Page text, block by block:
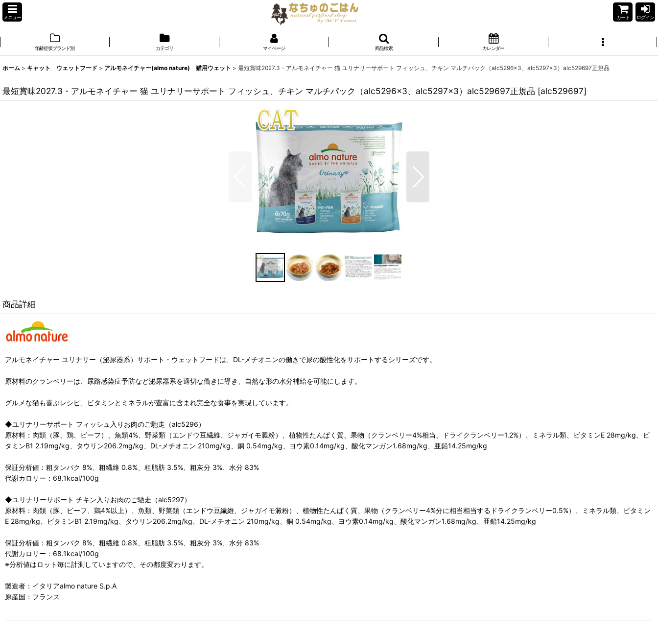
メニュー カート ログイン
年齢症状ブランド別 カテゴリ マイページ 商品検索 カレンダー
ホーム > キャット ウェットフード > アルモネイチャー(almo nature) 猫用ウェット > 最短賞味2027.3・アルモネイチャー 猫 ユリナリーサポート フィッシュ、チキン マルチパック（alc5296×3、alc5297×3）alc529697正規品
最短賞味2027.3・アルモネイチャー 猫 ユリナリーサポート フィッシュ、チキン マルチパック（alc5296×3、alc5297×3）alc529697正規品 [alc529697]
商品詳細
アルモネイチャー ユリナリー（泌尿器系）サポート・ウェットフードは、DL-メチオニンの働きで尿の酸性化をサポートするシリーズです。
原材料のクランベリーは、尿路感染症予防など泌尿器系を適切な働きに導き、自然な形の水分補給を可能にします。
グルメな猫も喜ぶレシピ、ビタミンとミネラルが豊富に含まれ完全な食事を実現しています。
◆ユリナリーサポート フィッシュ入りお肉のご馳走（alc5296）
原材料：肉類（豚、鶏、ビーフ）、魚類4%、野菜類（エンドウ豆繊維、ジャガイモ澱粉）、植物性たんぱく質、果物（クランベリー4%相当、ドライクランベリー1.2%）、ミネラル類、ビタミンE 28mg/kg、ビ
タミンB1 2.19mg/kg、タウリン206.2mg/kg、DL-メチオニン 210mg/kg、銅 0.54mg/kg、ヨウ素0.14mg/kg、酸化マンガン1.68mg/kg、亜鉛14.25mg/kg
保証分析値：粗タンパク 8%、粗繊維 0.8%、粗脂肪 3.5%、粗灰分 3%、水分 83%
代謝カロリー：68.1kcal/100g
◆ユリナリーサポート チキン入りお肉のご馳走（alc5297）
原材料：肉類（豚、ビーフ、鶏4%以上）、魚類、野菜類（エンドウ豆繊維、ジャガイモ澱粉）、植物性たんぱく質、果物（クランベリー4%分に相当相当するドライクランベリー0.5%）、ミネラル類、ビタミン
E 28mg/kg、ビタミンB1 2.19mg/kg、タウリン206.2mg/kg、DL-メチオニン 210mg/kg、銅 0.54mg/kg、ヨウ素0.14mg/kg、酸化マンガン1.68mg/kg、亜鉛14.25mg/kg
保証分析値：粗タンパク 8%、粗繊維 0.8%、粗脂肪 3.5%、粗灰分 3%、水分 83%
代謝カロリー：68.1kcal/100g
※分析値はロット毎に計測していますので、その都度変わります。
製造者：イタリアalmo nature S.p.A
原産国：フランス